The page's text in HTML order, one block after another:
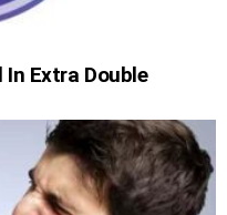
Extra Double